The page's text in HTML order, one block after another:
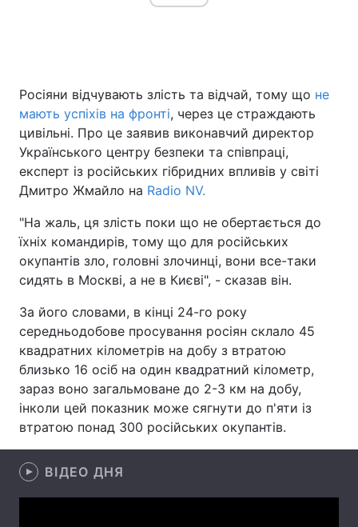
Україна Політика
Економіка Світ
Техно і зв'язок
Зброя Інциденти
Здоров'я Туризм
Цікавинки Погода
Екологія Регіони
Лонгріди
Відео з Youtube Статті
Інтерв'ю
Архів Вакансії
Росіяни відчувають злість та відчай, тому що не
мають успіхів на фронті, через це страждають
цивільні. Про це заявив виконавчий директор
Українського центру безпеки та співпраці,
експерт із російських гібридних впливів у світі
Дмитро Жмайло на Radio NV.
"На жаль, ця злість поки що не обертається до
їхніх командирів, тому що для російських
окупантів зло, головні злочинці, вони все-таки
сидять в Москві, а не в Києві", - сказав він.
За його словами, в кінці 24-го року
середньодобове просування росіян склало 45
квадратних кілометрів на добу з втратою
близько 16 осіб на один квадратний кілометр,
зараз воно загальмоване до 2-3 км на добу,
інколи цей показник може сягнути до п'яти із
втратою понад 300 російських окупантів.
ВІДЕО ДНЯ